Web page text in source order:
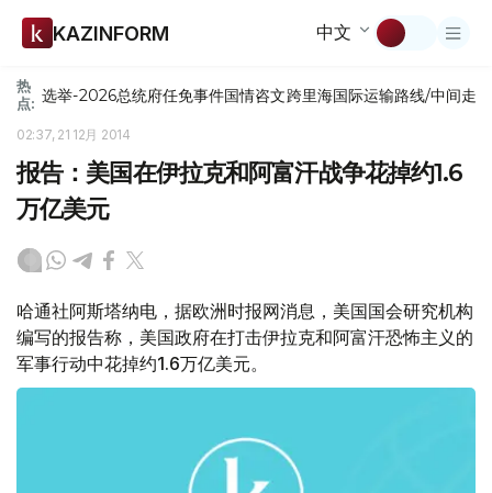
KAZINFORM 中文
热
点: 选举-2026总统府任免事件国情咨文跨里海国际运输路线/中间走廊
02:37, 21 12月 2014
报告：美国在伊拉克和阿富汗战争花掉约1.6
万亿美元
哈通社阿斯塔纳电，据欧洲时报网消息，美国国会研究机构
编写的报告称，美国政府在打击伊拉克和阿富汗恐怖主义的
军事行动中花掉约1.6万亿美元。